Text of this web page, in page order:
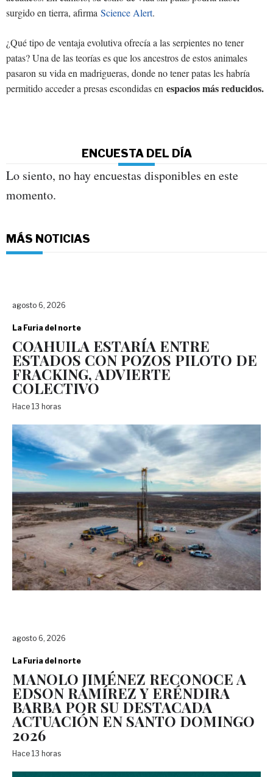
surgido en tierra, afirma Science Alert.
¿Qué tipo de ventaja evolutiva ofrecía a las serpientes no tener
patas? Una de las teorías es que los ancestros de estos animales
pasaron su vida en madrigueras, donde no tener patas les habría
permitido acceder a presas escondidas en espacios más reducidos.
ENCUESTA DEL DÍA
Lo siento, no hay encuestas disponibles en este
momento.
MÁS NOTICIAS
agosto 6, 2026
La Furia del norte
COAHUILA ESTARÍA ENTRE
ESTADOS CON POZOS PILOTO DE
FRACKING, ADVIERTE
COLECTIVO
Hace 13 horas
agosto 6, 2026
La Furia del norte
MANOLO JIMÉNEZ RECONOCE A
EDSON RAMÍREZ Y ERÉNDIRA
BARBA POR SU DESTACADA
ACTUACIÓN EN SANTO DOMINGO
2026
Hace 13 horas